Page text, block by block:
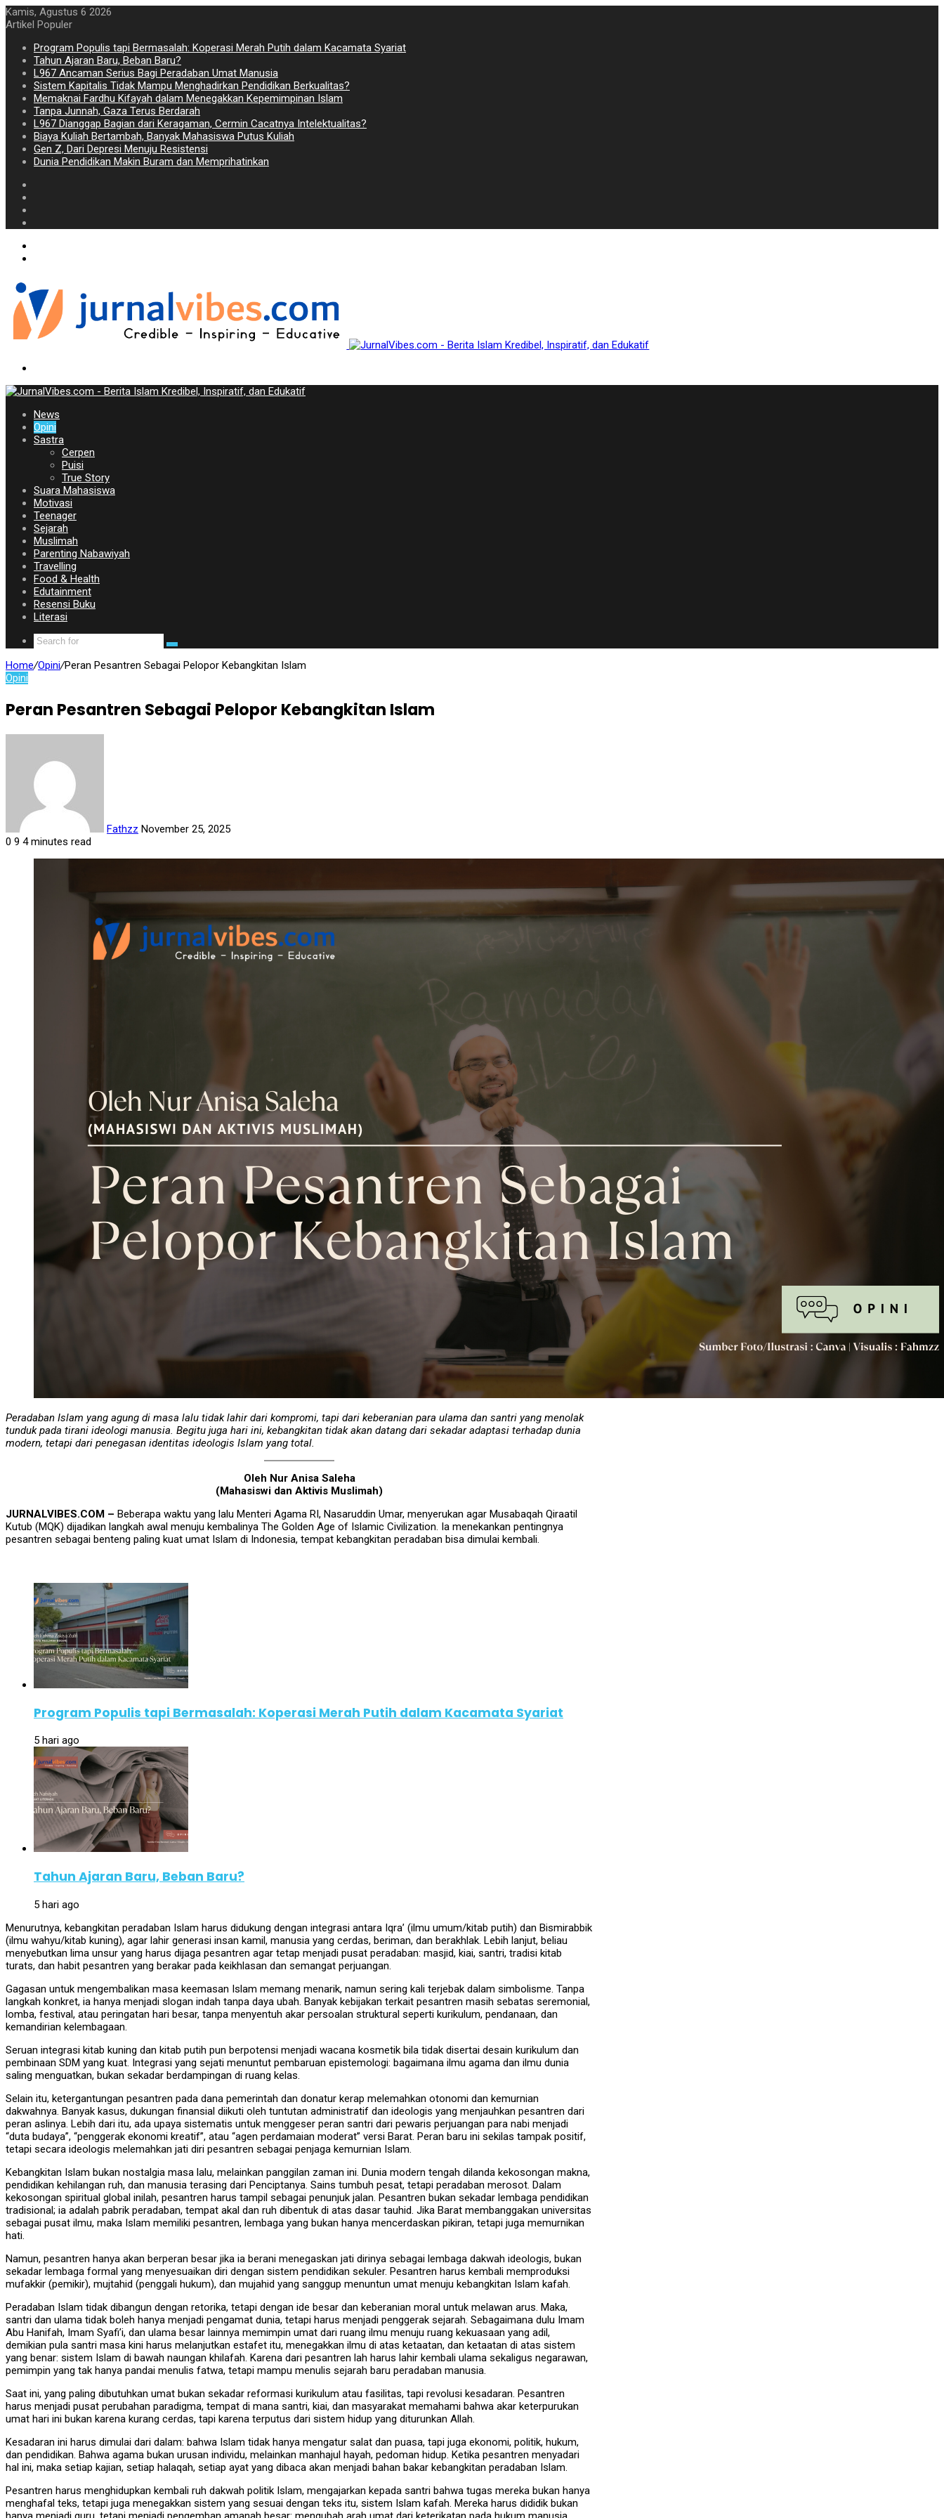
Kamis, Agustus 6 2026
Artikel Populer
Program Populis tapi Bermasalah: Koperasi Merah Putih dalam Kacamata Syariat
Tahun Ajaran Baru, Beban Baru?
L967 Ancaman Serius Bagi Peradaban Umat Manusia
Sistem Kapitalis Tidak Mampu Menghadirkan Pendidikan Berkualitas?
Memaknai Fardhu Kifayah dalam Menegakkan Kepemimpinan Islam
Tanpa Junnah, Gaza Terus Berdarah
L967 Dianggap Bagian dari Keragaman, Cermin Cacatnya Intelektualitas?
Biaya Kuliah Bertambah, Banyak Mahasiswa Putus Kuliah
Gen Z, Dari Depresi Menuju Resistensi
Dunia Pendidikan Makin Buram dan Memprihatinkan
News
Opini
Sastra
Cerpen
Puisi
True Story
Suara Mahasiswa
Motivasi
Teenager
Sejarah
Muslimah
Parenting Nabawiyah
Travelling
Food & Health
Edutainment
Resensi Buku
Literasi
Home/Opini/Peran Pesantren Sebagai Pelopor Kebangkitan Islam
Opini
Peran Pesantren Sebagai Pelopor Kebangkitan Islam
Fathzz November 25, 2025
0 9 4 minutes read
Peradaban Islam yang agung di masa lalu tidak lahir dari kompromi, tapi dari keberanian para ulama dan santri yang menolak
tunduk pada tirani ideologi manusia. Begitu juga hari ini, kebangkitan tidak akan datang dari sekadar adaptasi terhadap dunia
modern, tetapi dari penegasan identitas ideologis Islam yang total.
Oleh Nur Anisa Saleha
(Mahasiswi dan Aktivis Muslimah)
JURNALVIBES.COM – Beberapa waktu yang lalu Menteri Agama RI, Nasaruddin Umar, menyerukan agar Musabaqah Qiraatil
Kutub (MQK) dijadikan langkah awal menuju kembalinya The Golden Age of Islamic Civilization. Ia menekankan pentingnya
pesantren sebagai benteng paling kuat umat Islam di Indonesia, tempat kebangkitan peradaban bisa dimulai kembali.
Program Populis tapi Bermasalah: Koperasi Merah Putih dalam Kacamata Syariat
5 hari ago
Tahun Ajaran Baru, Beban Baru?
5 hari ago
Menurutnya, kebangkitan peradaban Islam harus didukung dengan integrasi antara Iqra’ (ilmu umum/kitab putih) dan Bismirabbik
(ilmu wahyu/kitab kuning), agar lahir generasi insan kamil, manusia yang cerdas, beriman, dan berakhlak. Lebih lanjut, beliau
menyebutkan lima unsur yang harus dijaga pesantren agar tetap menjadi pusat peradaban: masjid, kiai, santri, tradisi kitab
turats, dan habit pesantren yang berakar pada keikhlasan dan semangat perjuangan.
Gagasan untuk mengembalikan masa keemasan Islam memang menarik, namun sering kali terjebak dalam simbolisme. Tanpa
langkah konkret, ia hanya menjadi slogan indah tanpa daya ubah. Banyak kebijakan terkait pesantren masih sebatas seremonial,
lomba, festival, atau peringatan hari besar, tanpa menyentuh akar persoalan struktural seperti kurikulum, pendanaan, dan
kemandirian kelembagaan.
Seruan integrasi kitab kuning dan kitab putih pun berpotensi menjadi wacana kosmetik bila tidak disertai desain kurikulum dan
pembinaan SDM yang kuat. Integrasi yang sejati menuntut pembaruan epistemologi: bagaimana ilmu agama dan ilmu dunia
saling menguatkan, bukan sekadar berdampingan di ruang kelas.
Selain itu, ketergantungan pesantren pada dana pemerintah dan donatur kerap melemahkan otonomi dan kemurnian
dakwahnya. Banyak kasus, dukungan finansial diikuti oleh tuntutan administratif dan ideologis yang menjauhkan pesantren dari
peran aslinya. Lebih dari itu, ada upaya sistematis untuk menggeser peran santri dari pewaris perjuangan para nabi menjadi
“duta budaya”, “penggerak ekonomi kreatif”, atau “agen perdamaian moderat” versi Barat. Peran baru ini sekilas tampak positif,
tetapi secara ideologis melemahkan jati diri pesantren sebagai penjaga kemurnian Islam.
Kebangkitan Islam bukan nostalgia masa lalu, melainkan panggilan zaman ini. Dunia modern tengah dilanda kekosongan makna,
pendidikan kehilangan ruh, dan manusia terasing dari Penciptanya. Sains tumbuh pesat, tetapi peradaban merosot. Dalam
kekosongan spiritual global inilah, pesantren harus tampil sebagai penunjuk jalan. Pesantren bukan sekadar lembaga pendidikan
tradisional; ia adalah pabrik peradaban, tempat akal dan ruh dibentuk di atas dasar tauhid. Jika Barat membanggakan universitas
sebagai pusat ilmu, maka Islam memiliki pesantren, lembaga yang bukan hanya mencerdaskan pikiran, tetapi juga memurnikan
hati.
Namun, pesantren hanya akan berperan besar jika ia berani menegaskan jati dirinya sebagai lembaga dakwah ideologis, bukan
sekadar lembaga formal yang menyesuaikan diri dengan sistem pendidikan sekuler. Pesantren harus kembali memproduksi
mufakkir (pemikir), mujtahid (penggali hukum), dan mujahid yang sanggup menuntun umat menuju kebangkitan Islam kafah.
Peradaban Islam tidak dibangun dengan retorika, tetapi dengan ide besar dan keberanian moral untuk melawan arus. Maka,
santri dan ulama tidak boleh hanya menjadi pengamat dunia, tetapi harus menjadi penggerak sejarah. Sebagaimana dulu Imam
Abu Hanifah, Imam Syafi’i, dan ulama besar lainnya memimpin umat dari ruang ilmu menuju ruang kekuasaan yang adil,
demikian pula santri masa kini harus melanjutkan estafet itu, menegakkan ilmu di atas ketaatan, dan ketaatan di atas sistem
yang benar: sistem Islam di bawah naungan khilafah. Karena dari pesantren lah harus lahir kembali ulama sekaligus negarawan,
pemimpin yang tak hanya pandai menulis fatwa, tetapi mampu menulis sejarah baru peradaban manusia.
Saat ini, yang paling dibutuhkan umat bukan sekadar reformasi kurikulum atau fasilitas, tapi revolusi kesadaran. Pesantren
harus menjadi pusat perubahan paradigma, tempat di mana santri, kiai, dan masyarakat memahami bahwa akar keterpurukan
umat hari ini bukan karena kurang cerdas, tapi karena terputus dari sistem hidup yang diturunkan Allah.
Kesadaran ini harus dimulai dari dalam: bahwa Islam tidak hanya mengatur salat dan puasa, tapi juga ekonomi, politik, hukum,
dan pendidikan. Bahwa agama bukan urusan individu, melainkan manhajul hayah, pedoman hidup. Ketika pesantren menyadari
hal ini, maka setiap kajian, setiap halaqah, setiap ayat yang dibaca akan menjadi bahan bakar kebangkitan peradaban Islam.
Pesantren harus menghidupkan kembali ruh dakwah politik Islam, mengajarkan kepada santri bahwa tugas mereka bukan hanya
menghafal teks, tetapi juga menegakkan sistem yang sesuai dengan teks itu, sistem Islam kafah. Mereka harus dididik bukan